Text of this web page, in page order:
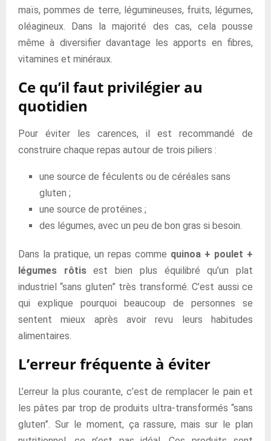
maïs, pommes de terre, légumineuses, fruits, légumes,
oléagineux. Dans la majorité des cas, cela pousse
même à diversifier davantage les apports en fibres,
vitamines et minéraux.
Ce qu’il faut privilégier au
quotidien
Pour éviter les carences, il est recommandé de
construire chaque repas autour de trois piliers :
une source de féculents ou de céréales sans
gluten ;
une source de protéines ;
des légumes, avec un peu de bon gras si besoin.
Dans la pratique, un repas comme quinoa + poulet +
légumes rôtisest bien plus équilibré qu’un plat
industriel “sans gluten” très transformé. C’est aussi ce
qui explique pourquoi beaucoup de personnes se
sentent mieux après avoir revu leurs habitudes
alimentaires.
L’erreur fréquente à éviter
L’erreur la plus courante, c’est de remplacer le pain et
les pâtes par trop de produits ultra-transformés “sans
gluten”. Sur le moment, ça rassure, mais sur le plan